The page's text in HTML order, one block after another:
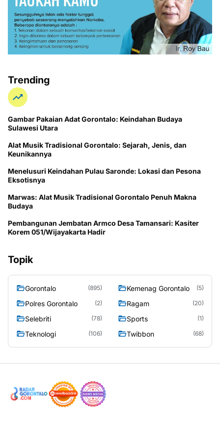
Trending
Gambar Pakaian Adat Gorontalo: Keindahan Budaya
Sulawesi Utara
Alat Musik Tradisional Gorontalo: Sejarah, Jenis, dan
Keunikannya
Menelusuri Keindahan Pulau Saronde: Lokasi dan Pesona
Eksotisnya
Marwas: Alat Musik Tradisional Gorontalo Penuh Makna
Budaya
Pembangunan Jembatan Armco Desa Tamansari: Kasiter
Korem 051/Wijayakarta Hadir
Topik
Gorontalo (895) Kemenag Gorontalo (5)
Polres Gorontalo (2) Ragam (20)
Selebriti (78) Sports (1)
Teknologi (106) Twibbon (68)